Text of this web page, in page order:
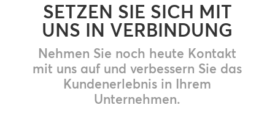
SETZEN SIE SICH MIT
UNS IN VERBINDUNG
Nehmen Sie noch heute Kontakt
mit uns auf und verbessern Sie das
Kundenerlebnis in Ihrem
Unternehmen.